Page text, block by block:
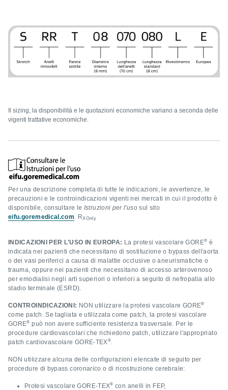
Image
Il sizing, la disponibilità e le quotazioni economiche variano a seconda delle
vigenti trattative economiche.
Per una descrizione completa di tutte le indicazioni, le avvertenze, le
precauzioni e le controindicazioni vigenti nei mercati in cui il prodotto è
disponibile, consultare le Istruzioni per l'usosul sito
eifu.goremedical.com . RXOnly
INDICAZIONI PER L'USO IN EUROPA: La protesi vascolare GORE® è
indicata nei pazienti che necessitano di sostituzione o bypass dell'aorta
o dei vasi periferici a causa di malattie occlusive o aneurismatiche o
trauma, oppure nei pazienti che necessitano di accesso arterovenoso
per emodialisi negli arti superiori o inferiori a seguito di nefropatia allo
stadio terminale (ESRD).
CONTROINDICAZIONI: NON utilizzare la protesi vascolare GORE®
come patch. Se tagliata e utilizzata come patch, la protesi vascolare
GORE® può non avere sufficiente resistenza trasversale. Per le
procedure cardiovascolari che richiedono patch, utilizzare l'appropriato
patch cardiovascolare GORE‑TEX®
NON utilizzare alcuna delle configurazioni elencate di seguito per
procedure di bypass coronarico o di ricostruzione cerebrale:
Protesi vascolare GORE‑TEX® con anelli in FEP,